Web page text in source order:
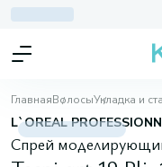
ГлавнаяВолосыУкладка и
L`OREAL
Спрей